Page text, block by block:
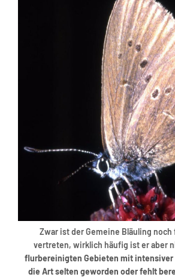
Zwar ist der Gemeine Bläuling noch
vertreten, wirklich häufig ist er aber
flurbereinigten Gebieten mit
die Art selten geworden oder fehlt